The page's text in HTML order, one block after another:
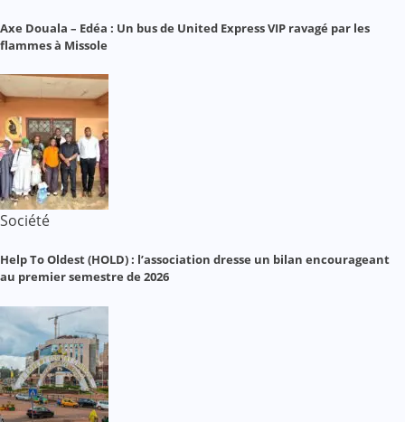
Axe Douala – Edéa : Un bus de United Express VIP ravagé par les
flammes à Missole
Société
Help To Oldest (HOLD) : l’association dresse un bilan encourageant
au premier semestre de 2026